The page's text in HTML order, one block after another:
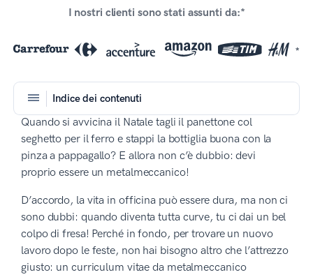
I nostri clienti sono stati assunti da:*
*
Indice dei contenuti
Quando si avvicina il Natale tagli il panettone col
seghetto per il ferro e stappi la bottiglia buona con la
pinza a pappagallo? E allora non c’è dubbio: devi
proprio essere un metalmeccanico!
D’accordo, la vita in officina può essere dura, ma non ci
sono dubbi: quando diventa tutta curve, tu ci dai un bel
colpo di fresa! Perché in fondo, per trovare un nuovo
lavoro dopo le feste, non hai bisogno altro che l’attrezzo
giusto: un curriculum vitae da metalmeccanico